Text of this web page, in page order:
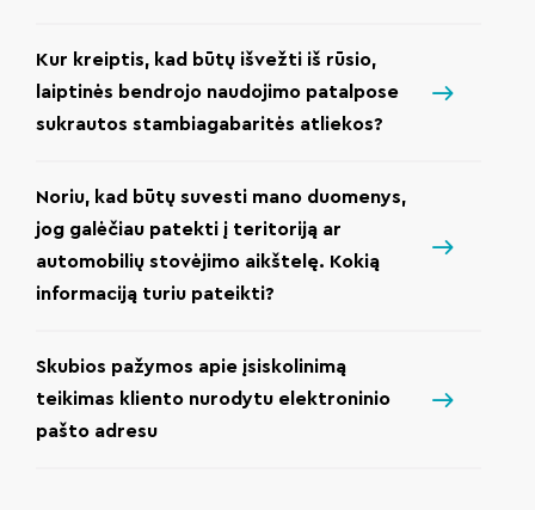
Kur kreiptis, kad būtų išvežti iš rūsio,
laiptinės bendrojo naudojimo patalpose
sukrautos stambiagabaritės atliekos?
Noriu, kad būtų suvesti mano duomenys,
jog galėčiau patekti į teritoriją ar
automobilių stovėjimo aikštelę. Kokią
informaciją turiu pateikti?
Skubios pažymos apie įsiskolinimą
teikimas kliento nurodytu elektroninio
pašto adresu